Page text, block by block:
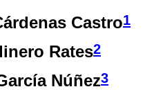
Castro1
Rates2
Núñez3